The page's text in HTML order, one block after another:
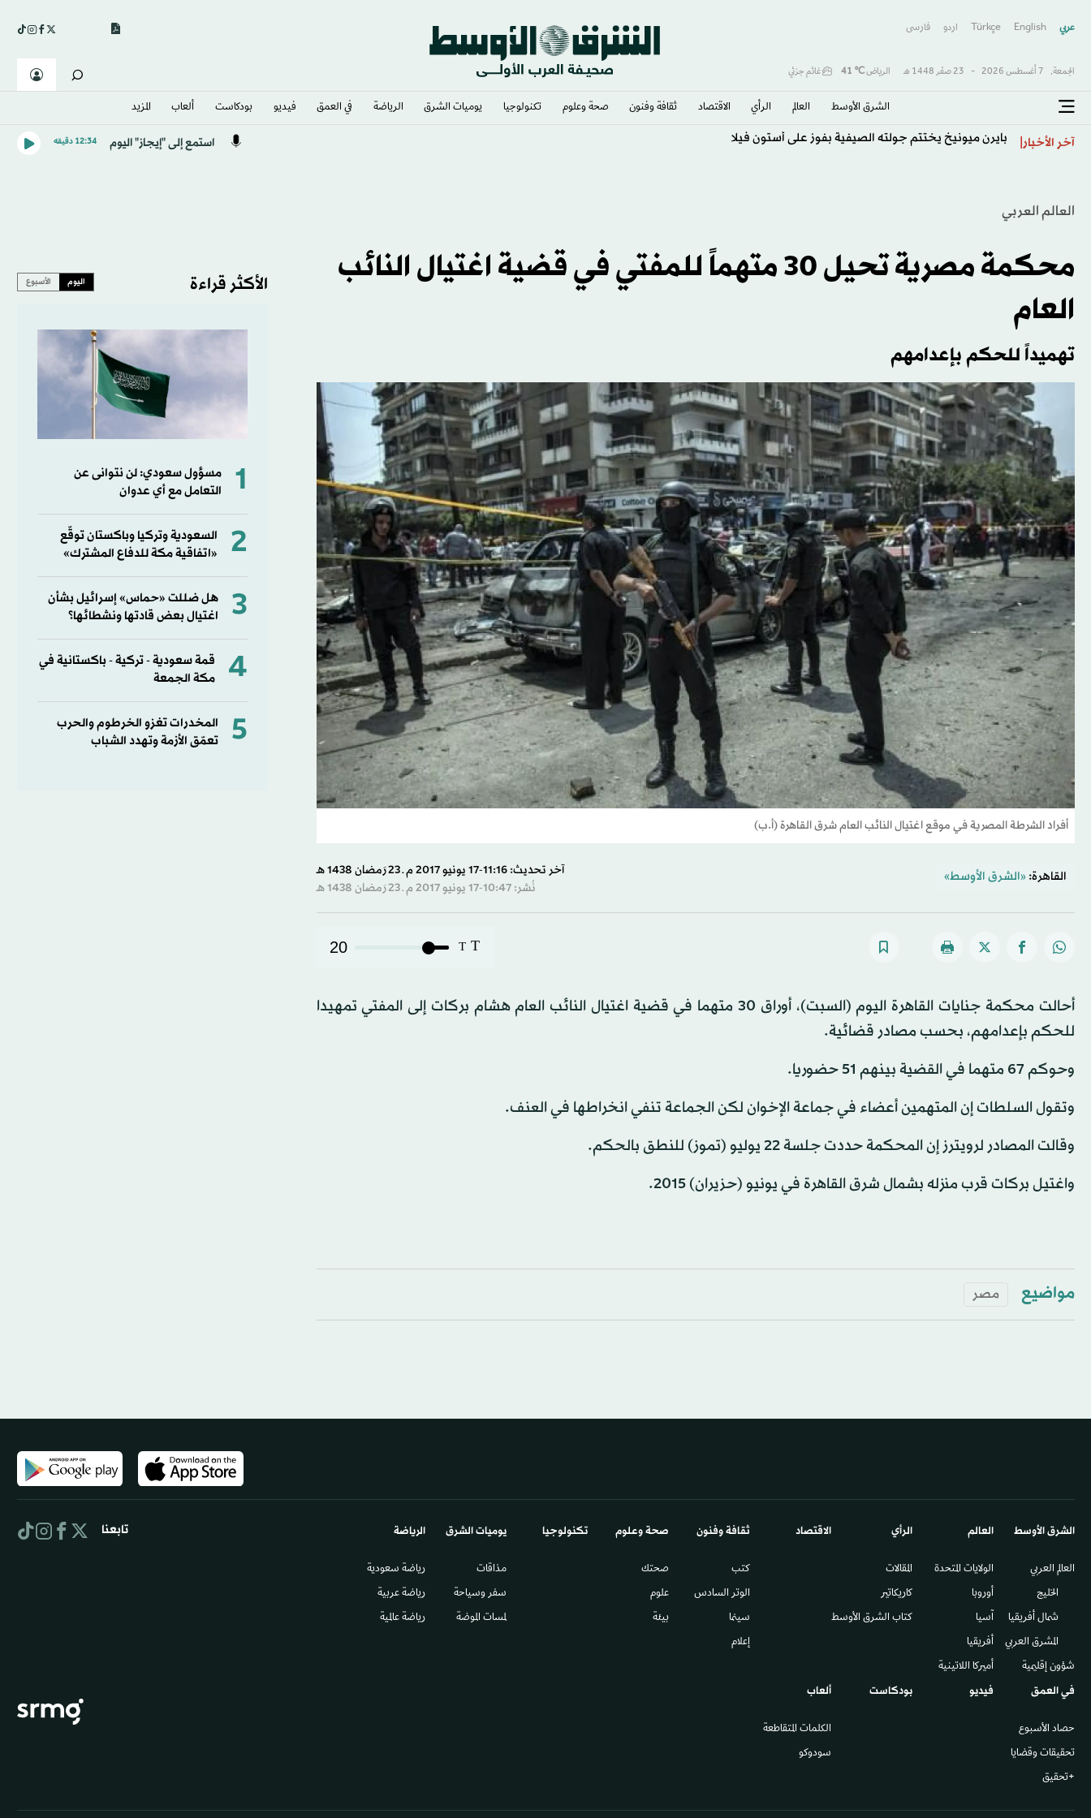
عربي English
Türkçe اردو فارسى
الجمعة, 7 أغسطس 2026 - 23 صفَر 1448 هـ الرياض℃
41 غائم جزئي
الشرق الأوسط​ العالم الرأي الاقتصاد ثقافة وفنون صحة وعلوم تكنولوجيا يوميات الشرق​ الرياضة في العمق فيديو بودكاست ألعاب المزيد
آخر الأخبار بايرن ميونيخ يختتم جولته الصيفية بفوز على أستون فيلا استمع إلى "إيجاز" اليوم 12:34 دقيقه
العالم العربي
محكمة مصرية تحيل 30 متهماً للمفتي في قضية اغتيال النائب
العام
تهميداً للحكم بإعدامهم
أفراد الشرطة المصرية في موقع اغتيال النائب العام شرق القاهرة (أ.ب)
القاهرة: «الشرق الأوسط»
آخر تحديث: 11:16-17 يونيو 2017 م ـ 23 رَمضان 1438 هـ
نُشر: 10:47-17 يونيو 2017 م ـ 23 رَمضان 1438 هـ
T
T
20
أحالت محكمة جنايات القاهرة اليوم (السبت)، أوراق 30 متهما في قضية اغتيال النائب العام هشام بركات إلى المفتي تمهيدا
للحكم بإعدامهم، بحسب مصادر قضائية.
وحوكم 67 متهما في القضية بينهم 51 حضوريا.
وتقول السلطات إن المتهمين أعضاء في جماعة الإخوان لكن الجماعة تنفي انخراطها في العنف.
وقالت المصادر لرويترز إن المحكمة حددت جلسة 22 يوليو (تموز) للنطق بالحكم.
واغتيل بركات قرب منزله بشمال شرق القاهرة في يونيو (حزيران) 2015.
مواضيع مصر
الأكثر قراءة اليوم الأسبوع
1
مسؤول سعودي: لن نتوانى عن
التعامل مع أي عدوان
2
السعودية وتركيا وباكستان توقّع
«اتفاقية مكة للدفاع المشترك»
3
هل ضللت «حماس» إسرائيل بشأن
اغتيال بعض قادتها ونشطائها؟
4
قمة سعودية - تركية - باكستانية في
مكة الجمعة
5
المخدرات تغزو الخرطوم والحرب
تعمّق الأزمة وتهدد الشباب
الشرق الأوسط​
العالم العربي
الخليج
شمال أفريقيا
المشرق العربي
شؤون إقليمية
العالم
الولايات المتحدة
أوروبا
آسيا
أفريقيا
أميركا اللاتينية
الرأي
المقالات
كاريكاتير
كتاب الشرق الأوسط
الاقتصاد ثقافة وفنون
كتب
الوتر السادس​
سينما
إعلام
صحة وعلوم
صحتك
علوم
بيئة
تكنولوجيا يوميات الشرق​
مذاقات
سفر وسياحة
لمسات الموضة
الرياضة
رياضة سعودية
رياضة عربية
رياضة عالمية
في العمق
حصاد الأسبوع
تحقيقات وقضايا
+تحقيق
فيديو بودكاست ألعاب
الكلمات المتقاطعة
سودوكو
تابعنا